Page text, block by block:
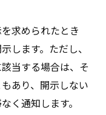
求められたとき
します。ただし、
当する場合は、そ
あり、開示しない
く通知します。